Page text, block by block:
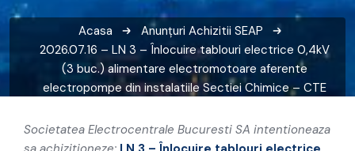
Acasa Anunțuri Achizitii SEAP
2026.07.16 – LN 3 – Înlocuire tablouri electrice 0,4kV
(3 buc.) alimentare electromotoare aferente
electropompe din instalatiile Sectiei Chimice – CTE
Societatea Electrocentrale Bucuresti SA intentioneaza